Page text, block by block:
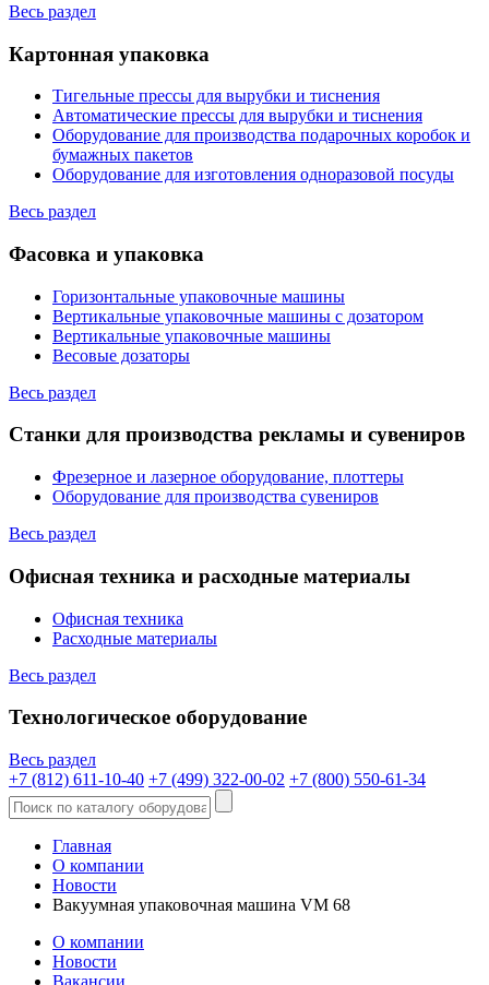
Весь раздел
Картонная упаковка
Тигельные прессы для вырубки и тиснения
Автоматические прессы для вырубки и тиснения
Оборудование для производства подарочных коробок и
бумажных пакетов
Оборудование для изготовления одноразовой посуды
Весь раздел
Фасовка и упаковка
Горизонтальные упаковочные машины
Вертикальные упаковочные машины с дозатором
Вертикальные упаковочные машины
Весовые дозаторы
Весь раздел
Станки для производства рекламы и сувениров
Фрезерное и лазерное оборудование, плоттеры
Оборудование для производства сувениров
Весь раздел
Офисная техника и расходные материалы
Офисная техника
Расходные материалы
Весь раздел
Технологическое оборудование
Весь раздел
+7 (812) 611-10-40 +7 (499) 322-00-02 +7 (800) 550-61-34
Главная
О компании
Новости
Вакуумная упаковочная машина VM 68
О компании
Новости
Вакансии